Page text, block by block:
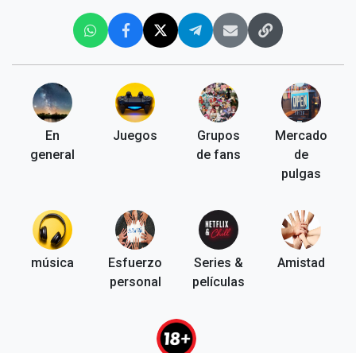
En
general
Juegos
Grupos
de fans
Mercado
de
pulgas
música
Esfuerzo
personal
Series &
películas
Amistad